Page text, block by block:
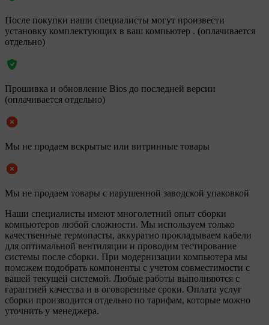
После покупки наши специалисты могут произвести
установку комплектующих в ваш компьютер . (оплачивается
отдельно)
Прошивка и обновление Bios до последней версии
(оплачивается отдельно)
Мы не продаем вскрытые или витринные товары
Мы не продаем товары с нарушенной заводской упаковкой
Наши специалисты имеют многолетний опыт сборки
компьютеров любой сложности. Мы используем только
качественные термопасты, аккуратно прокладываем кабели
для оптимальной вентиляции и проводим тестирование
системы после сборки. При модернизации компьютера мы
поможем подобрать компоненты с учетом совместимости с
вашей текущей системой. Любые работы выполняются с
гарантией качества и в оговоренные сроки. Оплата услуг
сборки производится отдельно по тарифам, которые можно
уточнить у менеджера.